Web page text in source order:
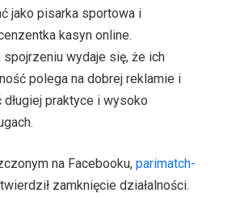
jako pisarka sportowa i
kasyn online.
wydaje się, że ich
polega na dobrej reklamie i
długiej praktyce i wysoko
na Facebooku, parimatch-
zamknięcie działalności.